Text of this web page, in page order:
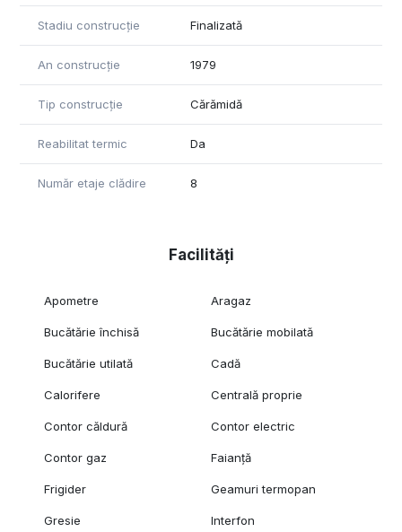
Stadiu construcție Finalizată
An construcție 1979
Tip construcție Cărămidă
Reabilitat termic Da
Număr etaje clădire 8
Facilități
Apometre Aragaz
Bucătărie închisă Bucătărie mobilată
Bucătărie utilată Cadă
Calorifere Centrală proprie
Contor căldură Contor electric
Contor gaz Faianță
Frigider Geamuri termopan
Gresie Interfon